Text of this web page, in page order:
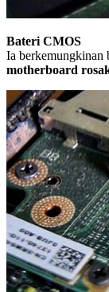
Bateri CMOS
Ia berkemungkinan
motherboard